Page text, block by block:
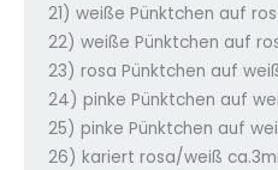
21) weiße Pünktchen auf
22) weiße Pünktchen auf
23) rosa Pünktchen auf
24) pinke Pünktchen auf
25) pinke Pünktchen auf
26) kariert rosa/weiß